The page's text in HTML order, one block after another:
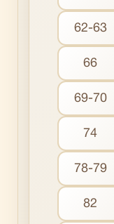
62-63
66
69-70
74
78-79
82